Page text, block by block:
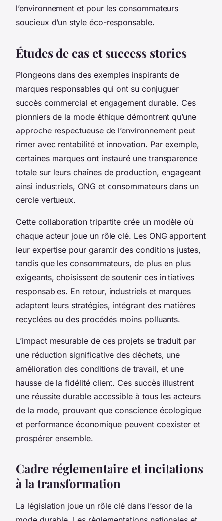
l’environnement et pour les consommateurs
soucieux d’un style éco-responsable.
Études de cas et success stories
Plongeons dans des exemples inspirants de
marques responsables qui ont su conjuguer
succès commercial et engagement durable. Ces
pionniers de la mode éthique démontrent qu’une
approche respectueuse de l’environnement peut
rimer avec rentabilité et innovation. Par exemple,
certaines marques ont instauré une transparence
totale sur leurs chaînes de production, engageant
ainsi industriels, ONG et consommateurs dans un
cercle vertueux.
Cette collaboration tripartite crée un modèle où
chaque acteur joue un rôle clé. Les ONG apportent
leur expertise pour garantir des conditions justes,
tandis que les consommateurs, de plus en plus
exigeants, choisissent de soutenir ces initiatives
responsables. En retour, industriels et marques
adaptent leurs stratégies, intégrant des matières
recyclées ou des procédés moins polluants.
L’impact mesurable de ces projets se traduit par
une réduction significative des déchets, une
amélioration des conditions de travail, et une
hausse de la fidélité client. Ces succès illustrent
une réussite durable accessible à tous les acteurs
de la mode, prouvant que conscience écologique
et performance économique peuvent coexister et
prospérer ensemble.
Cadre réglementaire et incitations
à la transformation
La législation joue un rôle clé dans l’essor de la